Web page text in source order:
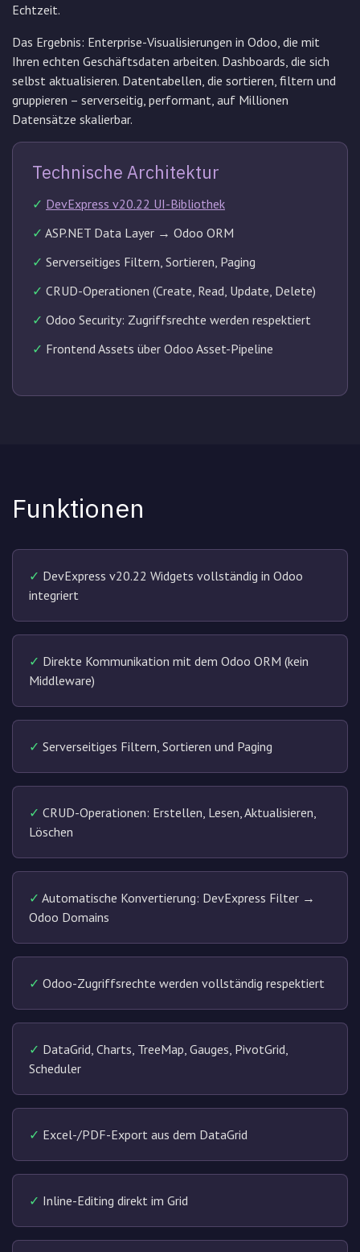
Echtzeit.
Das Ergebnis: Enterprise-Visualisierungen in Odoo, die mit
Ihren echten Geschäftsdaten arbeiten. Dashboards, die sich
selbst aktualisieren. Datentabellen, die sortieren, filtern und
gruppieren – serverseitig, performant, auf Millionen
Datensätze skalierbar.
Technische Architektur
✓ DevExpress v20.22 UI-Bibliothek
✓ ASP.NET Data Layer → Odoo ORM
✓ Serverseitiges Filtern, Sortieren, Paging
✓ CRUD-Operationen (Create, Read, Update, Delete)
✓ Odoo Security: Zugriffsrechte werden respektiert
✓ Frontend Assets über Odoo Asset-Pipeline
Funktionen
✓ DevExpress v20.22 Widgets vollständig in Odoo
integriert
✓ Direkte Kommunikation mit dem Odoo ORM (kein
Middleware)
✓ Serverseitiges Filtern, Sortieren und Paging
✓ CRUD-Operationen: Erstellen, Lesen, Aktualisieren,
Löschen
✓ Automatische Konvertierung: DevExpress Filter →
Odoo Domains
✓ Odoo-Zugriffsrechte werden vollständig respektiert
✓ DataGrid, Charts, TreeMap, Gauges, PivotGrid,
Scheduler
✓ Excel-/PDF-Export aus dem DataGrid
✓ Inline-Editing direkt im Grid